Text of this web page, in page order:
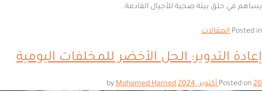
بيئة صحية للأجيال القادمة.
المقالات
الحل الأخضر للمخلفات اليومية
by
Mohamed Hamed